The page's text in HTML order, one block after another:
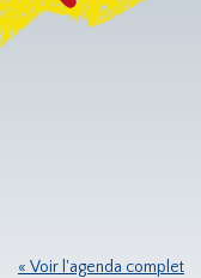
« Voir l'agenda complet